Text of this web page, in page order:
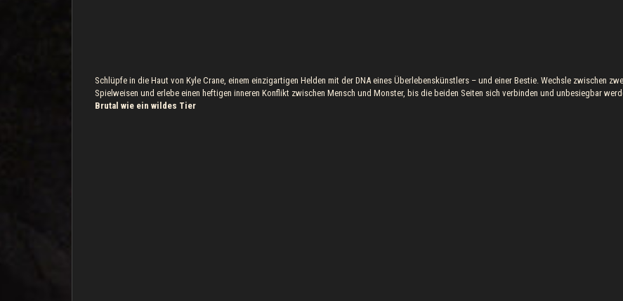
Schlüpfe in die Haut von Kyle Crane, einem einzigartigen Helden mit der DNA eines Überlebenskünstlers – und einer Bestie. Wechsle zwischen
Spielweisen und erlebe einen heftigen inneren Konflikt zwischen Mensch und Monster, bis die beiden Seiten sich verbinden und unbesiegbar
Brutal wie ein wildes Tier